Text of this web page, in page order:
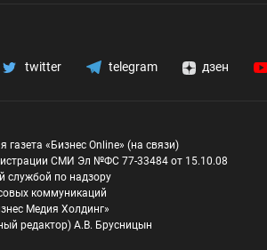
twitter telegram дзен
газета «Бизнес Online» (на связи)
СМИ Эл №ФС 77-33484 от 15.10.08
службой по надзору
коммуникаций
Медия Холдинг»
редактор) А.В. Брусницын